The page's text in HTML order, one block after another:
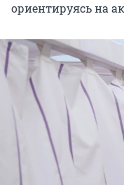
ориентируясь на